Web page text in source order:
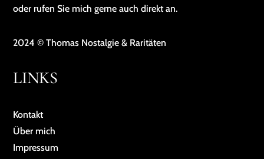
oder rufen Sie mich gerne auch direkt an.
2024 © Thomas Nostalgie & Raritäten
LINKS
Kontakt
Über mich
Impressum